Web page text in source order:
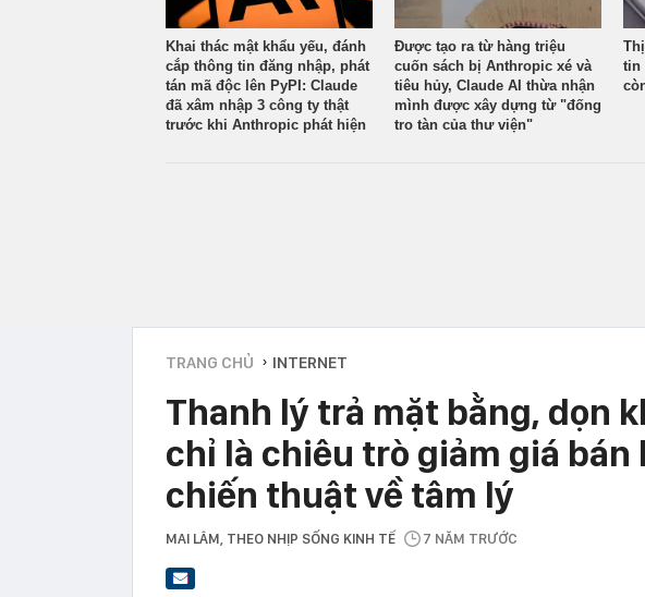
Khai thác mật khẩu yếu, đánh
cắp thông tin đăng nhập, phát
tán mã độc lên PyPI: Claude
đã xâm nhập 3 công ty thật
trước khi Anthropic phát hiện
Được tạo ra từ hàng triệu
cuốn sách bị Anthropic xé và
tiêu hủy, Claude AI thừa nhận
mình được xây dựng từ "đống
tro tàn của thư viện"
tin
TRANG CHỦ › INTERNET
Thanh lý trả mặt bằng, dọn
chỉ là chiêu trò giảm giá bán
chiến thuật về tâm lý
MAI LÂM , THEO NHỊP SỐNG KINH TẾ 7 NĂM TRƯỚC